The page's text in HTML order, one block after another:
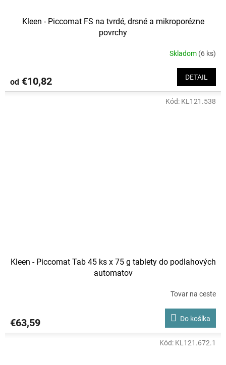
Kleen - Piccomat FS na tvrdé, drsné a mikroporézne
povrchy
Skladom (6 ks)
od €10,82 DETAIL
Kleen - Piccomat Tab 45 ks x 75 g tablety do podlahových
automatov
Tovar na ceste
€63,59 Do košíka
Kód: KL121.538
Kód: KL121.672.1